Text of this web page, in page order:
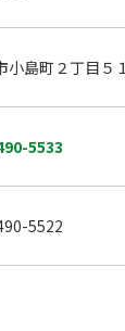
小島町２丁目
5533
5522